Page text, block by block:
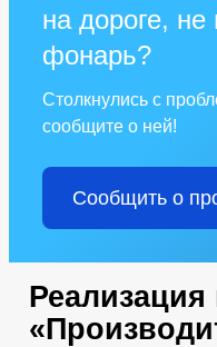
на дороге, не
фонарь?
Столкнулись с
сообщите о ней!
Сообщить о
Реализация